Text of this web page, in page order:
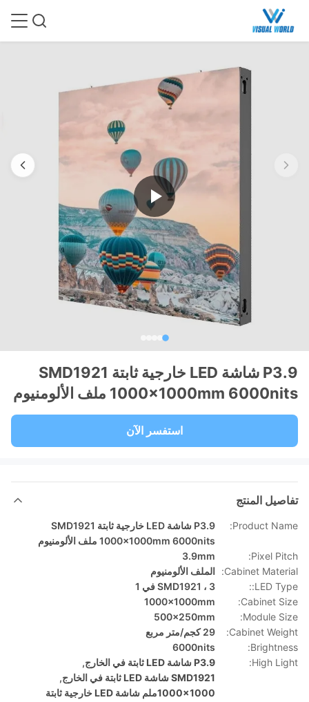
P3.9 شاشة LED خارجية ثابتة SMD1921
1000x1000mm 6000nits ملف الألومنيوم
استفسر الآن
تفاصيل المنتج
Product Name:
P3.9 شاشة LED خارجية ثابتة SMD1921
1000x1000mm 6000nits ملف الألومنيوم
Pixel Pitch:
3.9mm
Cabinet Material:
الملف الألومنيوم
LED Type::
SMD1921 ، 3 في 1
Cabinet Size:
1000x1000mm
Module Size:
500x250mm
Cabinet Weight:
29 كجم/متر مربع
Brightness:
6000nits
High Light:
P3.9 شاشة LED ثابتة في الخارج
,
SMD1921 شاشة LED ثابتة في الخارج
,
1000x1000ملم شاشة LED خارجية ثابتة